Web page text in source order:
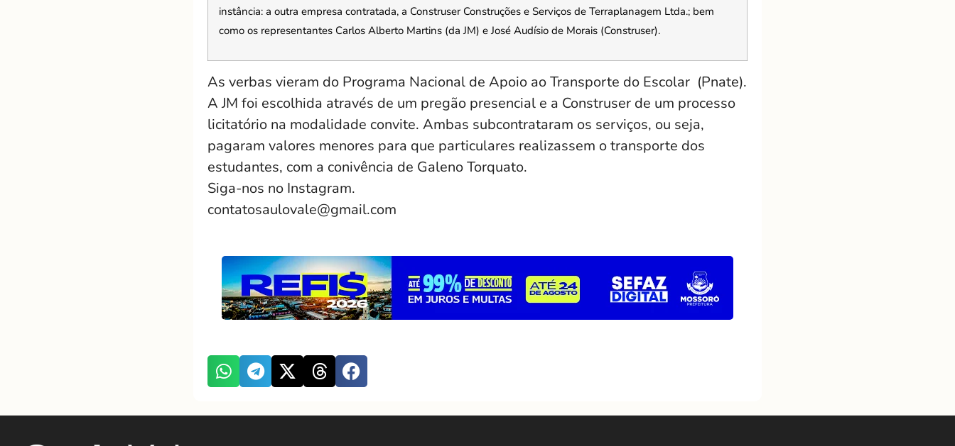
instância: a outra empresa contratada, a Construser Construções e Serviços de Terraplanagem Ltda.; bem
como os representantes Carlos Alberto Martins (da JM) e José Audísio de Morais (Construser).
As verbas vieram do Programa Nacional de Apoio ao Transporte do Escolar (Pnate).
A JM foi escolhida através de um pregão presencial e a Construser de um processo
licitatório na modalidade convite. Ambas subcontrataram os serviços, ou seja,
pagaram valores menores para que particulares realizassem o transporte dos
estudantes, com a conivência de Galeno Torquato.
Siga-nos no Instagram.
contatosaulovale@gmail.com